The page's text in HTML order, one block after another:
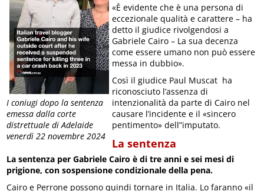
I coniugi dopo la sentenza
emessa dalla corte
distrettuale di Adelaide
venerdì 22 novembre 2024
«È evidente che è una persona di
eccezionale qualità e carattere – ha
detto il giudice rivolgendosi a
Gabriele Cairo – La sua decenza
come essere umano non può essere
messa in dubbio».
Così il giudice Paul Muscat ha
riconosciuto l’assenza di
intenzionalità da parte di Cairo nel
causare l’incidente e il «sincero
pentimento» dell”imputato.
La sentenza
La sentenza per Gabriele Cairo è di tre anni e sei mesi di
prigione, con sospensione condizionale della pena.
Cairo e Perrone possono quindi tornare in Italia. Lo faranno «il